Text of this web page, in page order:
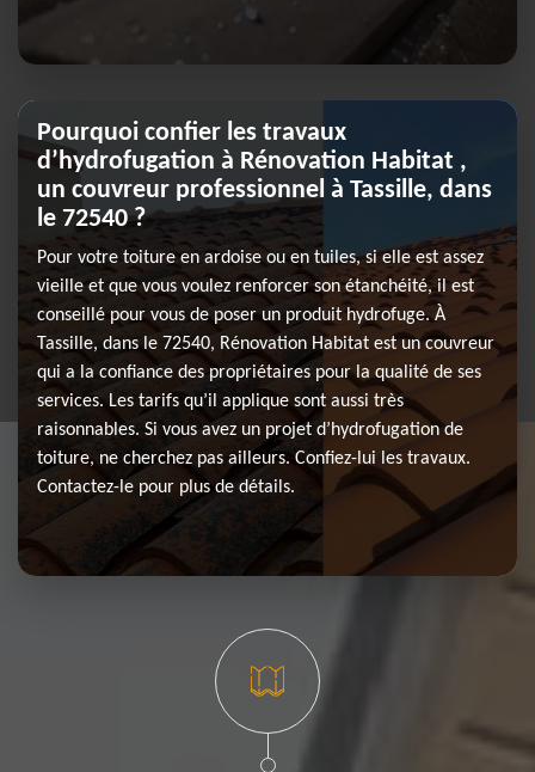
Pourquoi confier les travaux
d’hydrofugation à Rénovation Habitat ,
un couvreur professionnel à Tassille, dans
le 72540 ?
Pour votre toiture en ardoise ou en tuiles, si elle est assez
vieille et que vous voulez renforcer son étanchéité, il est
conseillé pour vous de poser un produit hydrofuge. À
Tassille, dans le 72540, Rénovation Habitat est un couvreur
qui a la confiance des propriétaires pour la qualité de ses
services. Les tarifs qu’il applique sont aussi très
raisonnables. Si vous avez un projet d’hydrofugation de
toiture, ne cherchez pas ailleurs. Confiez-lui les travaux.
Contactez-le pour plus de détails.